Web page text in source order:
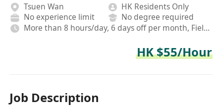
Tsuen Wan
HK Residents Only
No experience limit
No degree required
More than 8 hours/day, 6 days off per month, Field, Morning shift/Afternoon shift/Night shift
HK $55/Hour
Job Description